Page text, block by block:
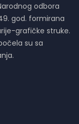
odbora
god. formirana
grafičke struke.
su sa